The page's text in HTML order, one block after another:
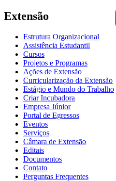
Extensão
Estrutura Organizacional
Assistência Estudantil
Cursos
Projetos e Programas
Ações de Extensão
Curricularização da Extensão
Estágio e Mundo do Trabalho
Criar Incubadora
Empresa Júnior
Portal de Egressos
Eventos
Serviços
Câmara de Extensão
Editais
Documentos
Contato
Perguntas Frequentes